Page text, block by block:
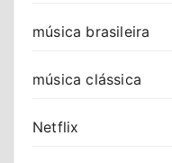
música brasileira
música clássica
Netflix